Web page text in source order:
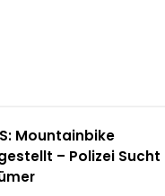
Mountainbike
– Polizei Sucht